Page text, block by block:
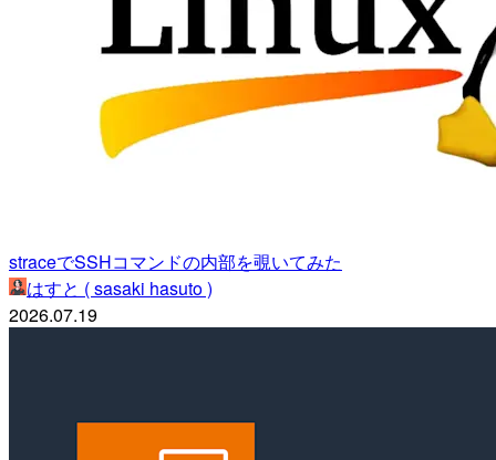
straceでSSHコマンドの内部を覗いてみた
はすと ( sasaki hasuto )
2026.07.19